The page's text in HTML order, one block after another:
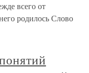
всего от
родилось Слово